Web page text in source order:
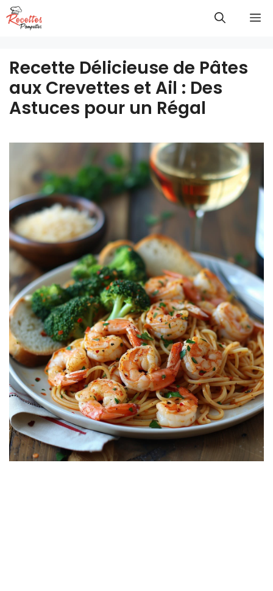
Aller
au
Recette Délicieuse de Pâtes
aux Crevettes et Ail : Des
Astuces pour un Régal